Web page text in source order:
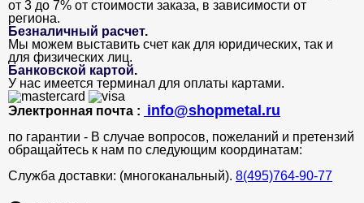
от 3 до 7% от стоимости заказа, в зависимости от
региона.
Безналичный расчет.
Мы можем выставить счет как для юридических, так и
для физических лиц.
Банковской картой.
У нас имеется терминал для оплаты картами.
Электронная почта : info@shopmetal.ru
по гарантии - В случае вопросов, пожеланий и претензий
обращайтесь к нам по следующим координатам:
Служба доставки: (многоканальный). 8(495)764-90-77